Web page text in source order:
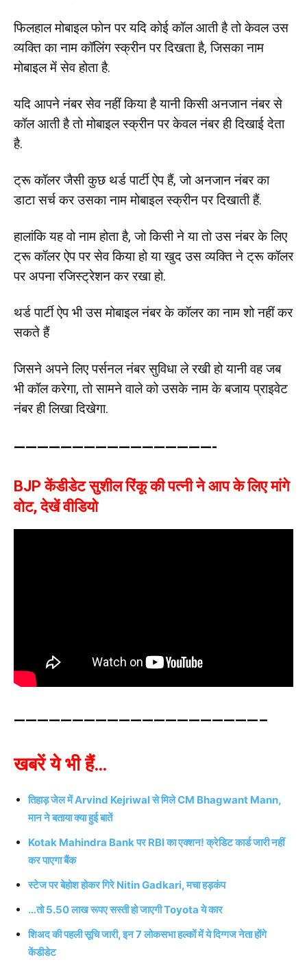
फिलहाल मोबाइल फोन पर यदि कोई कॉल आती है तो केवल उस
व्यक्ति का नाम कॉलिंग स्क्रीन पर दिखता है, जिसका नाम
मोबाइल में सेव होता है.
यदि आपने नंबर सेव नहीं किया है यानी किसी अनजान नंबर से
कॉल आती है तो मोबाइल स्क्रीन पर केवल नंबर ही दिखाई देता
है.
ट्रू कॉलर जैसी कुछ थर्ड पार्टी ऐप हैं, जो अनजान नंबर का
डाटा सर्च कर उसका नाम मोबाइल स्क्रीन पर दिखाती हैं.
हालांकि यह वो नाम होता है, जो किसी ने या तो उस नंबर के लिए
ट्रू कॉलर ऐप पर सेव किया हो या खुद उस व्यक्ति ने ट्रू कॉलर
पर अपना रजिस्ट्रेशन कर रखा हो.
थर्ड पार्टी ऐप भी उस मोबाइल नंबर के कॉलर का नाम शो नहीं कर
सकते हैं
जिसने अपने लिए पर्सनल नंबर सुविधा ले रखी हो यानी वह जब
भी कॉल करेगा, तो सामने वाले को उसके नाम के बजाय प्राइवेट
नंबर ही लिखा दिखेगा.
—————————————————-
BJP केंडीडेट सुशील रिंकू की पत्नी ने आप के लिए मांगे
वोट, देखें वीडियो
—————————————————————–
खबरें ये भी हैं…
तिहाड़ जेल में Arvind Kejriwal से मिले CM Bhagwant Mann,
मान ने बताया क्या हुई बातें
Kotak Mahindra Bank पर RBI का एक्शन! क्रेडिट कार्ड जारी नहीं
कर पाएगा बैंक
स्टेज पर बेहोश होकर गिरे Nitin Gadkari, मचा हड़कंप
…तो 5.50 लाख रूपए सस्ती हो जाएगी Toyota ये कार
शिअद की पहली सूचि जारी, इन 7 लोकसभा हल्कों में ये दिग्गज नेता होंगे
केंडीडेट